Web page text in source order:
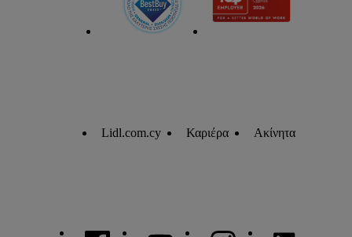
Lidl.com.cy Καριέρα Ακίνητα